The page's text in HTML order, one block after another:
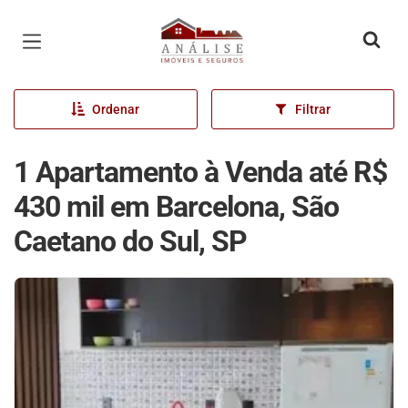
Página inicial
Ordenar Filtrar
1 Apartamento à Venda até R$
430 mil em Barcelona, São
Caetano do Sul, SP